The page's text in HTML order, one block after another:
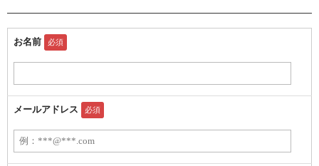
お名前 必須
メールアドレス 必須